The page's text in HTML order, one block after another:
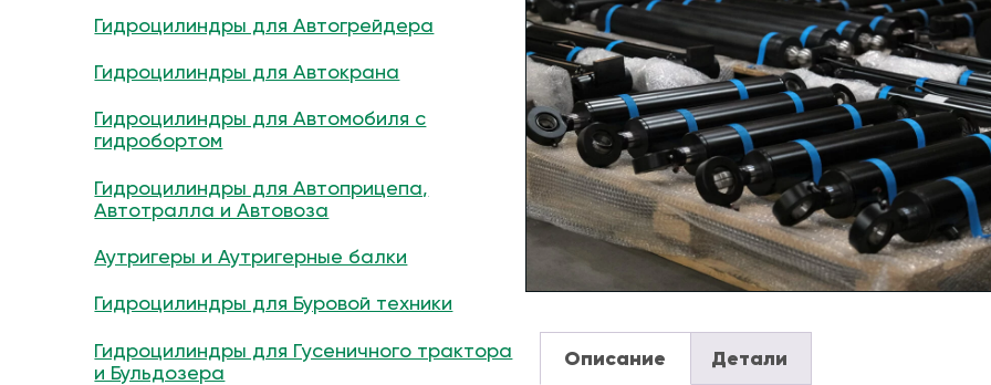
Гидроцилиндры для Автогрейдера
Гидроцилиндры для Автокрана
Гидроцилиндры для Автомобиля с
гидробортом
Гидроцилиндры для Автоприцепа,
Автотралла и Автовоза
Аутригеры и Аутригерные балки
Гидроцилиндры для Буровой техники
Гидроцилиндры для Гусеничного трактора
и Бульдозера
Описание Детали